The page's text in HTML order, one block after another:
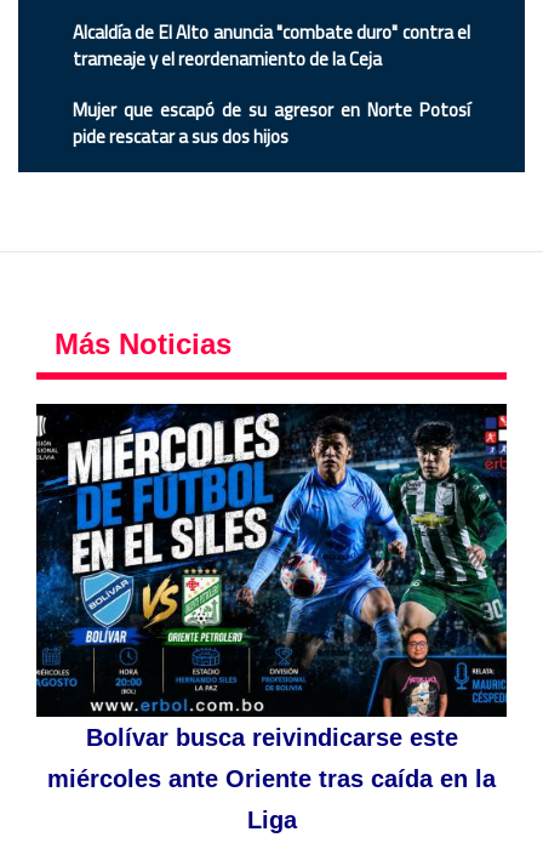
Alcaldía de El Alto anuncia "combate duro" contra el
trameaje y el reordenamiento de la Ceja
Mujer que escapó de su agresor en Norte Potosí
pide rescatar a sus dos hijos
Más Noticias
Bolívar busca reivindicarse este
miércoles ante Oriente tras caída en la
Liga